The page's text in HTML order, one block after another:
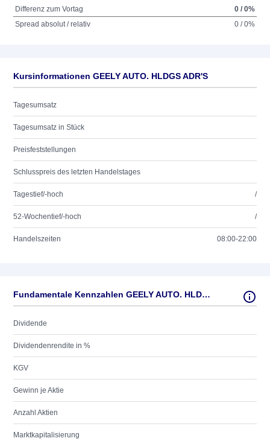
Differenz zum Vortag
0 / 0%
Spread absolut / relativ
0 / 0%
Kursinformationen GEELY AUTO. HLDGS ADR'S
Tagesumsatz
Tagesumsatz in Stück
Preisfeststellungen
Schlusspreis des letzten Handelstages
Tagestief/-hoch /
52-Wochentief/-hoch /
Handelszeiten 08:00-22:00
Fundamentale Kennzahlen GEELY AUTO. HLDGS ADR'S
Dividende
Dividendenrendite in %
KGV
Gewinn je Aktie
Anzahl Aktien
Marktkapitalisierung